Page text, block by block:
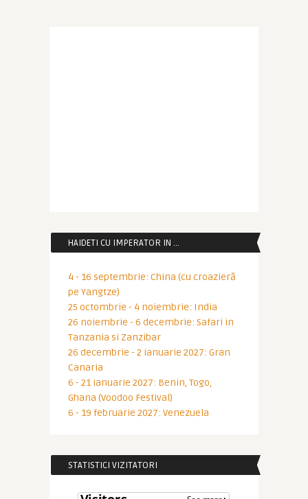
HAIDETI CU IMPERATOR IN …
4 - 16 septembrie: China (cu croazieră
pe Yangtze)
25 octombrie - 4 noiembrie: India
26 noiembrie - 6 decembrie: Safari in
Tanzania si Zanzibar
26 decembrie - 2 ianuarie 2027: Gran
Canaria
6 - 21 ianuarie 2027: Benin, Togo,
Ghana (Voodoo Festival)
6 - 19 februarie 2027: Venezuela
STATISTICI VIZITATORI